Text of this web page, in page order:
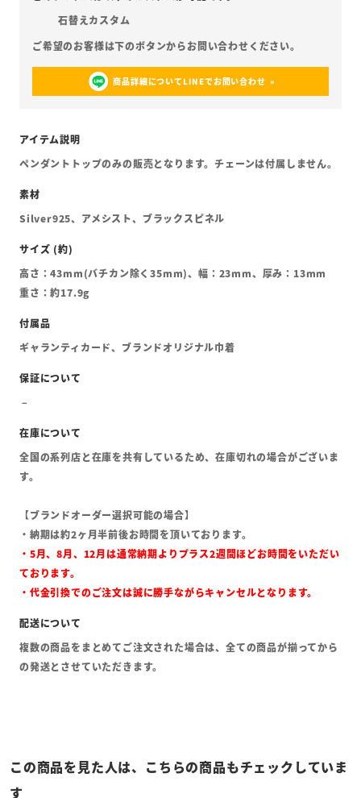
石替えカスタム
商品詳細についてLINEでお問い合わせ
ペンダントトップのみの販売となります。チェーンは付属しません。
Silver925、アメシスト、ブラックスピネル
高さ：43mm(バチカン除く35mm)、幅：23mm、厚み：13mm
重さ：約17.9g
ギャランティカード、ブランドオリジナル巾着
全国の系列店と在庫を共有しているため、在庫切れの場合がございま
す。
【ブランドオーダー選択可能の場合】
・納期は約2ヶ月半前後お時間を頂いております。
・5月、8月、12月は通常納期よりプラス2週間ほどお時間をいただい
ております。
・代金引換でのご注文は誠に勝手ながらキャンセルとなります。
複数の商品をまとめてご注文された場合は、全ての商品が揃ってから
の発送とさせていただきます。
この商品を見た人は、こちらの商品もチェックしていま
す